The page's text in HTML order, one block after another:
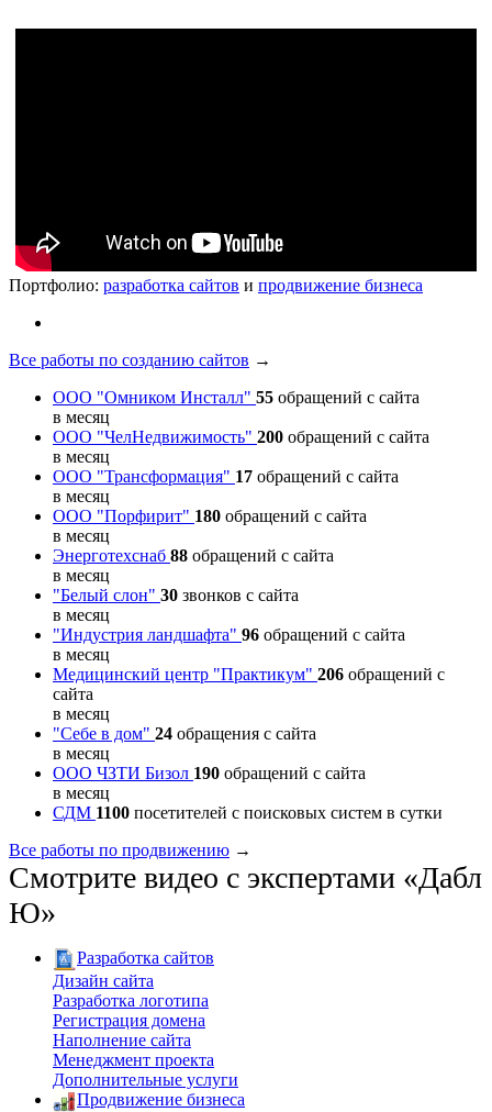
Портфолио: разработка сайтов и продвижение бизнеса
Все работы по созданию сайтов →
ООО "Омником Инсталл" 55 обращений с сайта
в месяц
ООО "ЧелНедвижимость" 200 обращений с сайта
в месяц
ООО "Трансформация" 17 обращений с сайта
в месяц
ООО "Порфирит" 180 обращений с сайта
в месяц
Энерготехснаб 88 обращений с сайта
в месяц
"Белый слон" 30 звонков с сайта
в месяц
"Индустрия ландшафта" 96 обращений с сайта
в месяц
Медицинский центр "Практикум" 206 обращений с
сайта
в месяц
"Себе в дом" 24 обращения с сайта
в месяц
ООО ЧЗТИ Бизол 190 обращений с сайта
в месяц
СДМ 1100 посетителей с поисковых систем в сутки
Все работы по продвижению →
Смотрите видео с экспертами «Дабл
Ю»
Разработка сайтов
Дизайн сайта
Разработка логотипа
Регистрация домена
Наполнение сайта
Менеджмент проекта
Дополнительные услуги
Продвижение бизнеса